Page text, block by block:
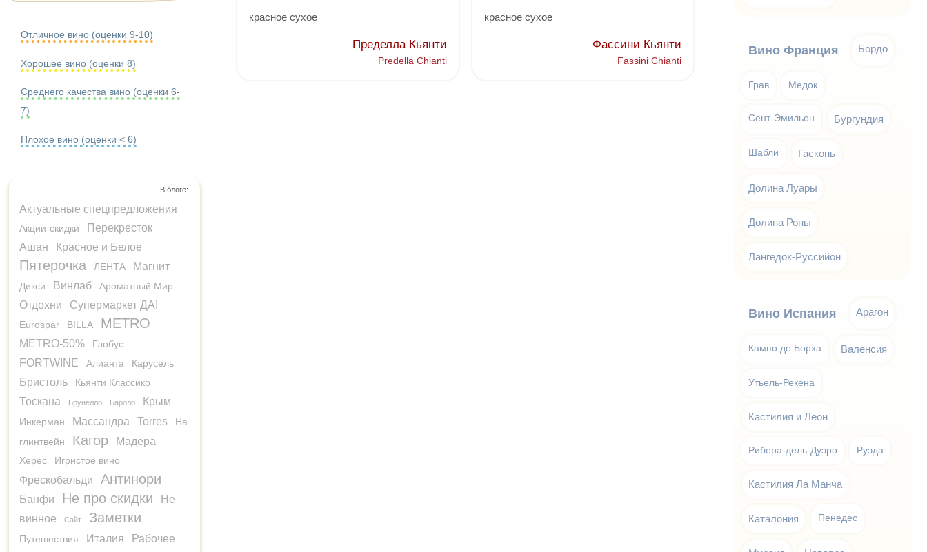
красное сухое
Пределла Кьянти
Predella Chianti
красное сухое
Фассини Кьянти
Fassini Chianti
Отличное вино (оценки 9-10)
Хорошее вино (оценки 8)
Среднего качества вино (оценки 6-
7)
Плохое вино (оценки < 6)
В блоге:
Актуальные спецпредложения
Акции-скидки
Перекресток
Ашан
Красное и Белое
Пятерочка ЛЕНТА Магнит
Дикси Винлаб Ароматный Мир
Отдохни Супермаркет ДА!
Eurospar BILLA METRO
METRO-50% Глобус
FORTWINE Алианта Карусель
Бристоль Кьянти Классико
Тоскана Брунелло Бароло Крым
Инкерман Массандра Torres
На
глинтвейн
Кагор Мадера
Херес Игристое вино
Фрескобальди Антинори
Банфи Не про скидки
Не
винное
Сайт Заметки
Путешествия Италия Рабочее
Вино Франция Бордо
Грав Медок
Сент-Эмильон Бургундия
Шабли Гасконь
Долина Луары
Долина Роны
Лангедок-Руссийон
Вино Испания Арагон
Кампо де Борха Валенсия
Утьель-Рекена
Кастилия и Леон
Рибера-дель-Дуэро Руэда
Кастилия Ла Манча
Каталония Пенедес